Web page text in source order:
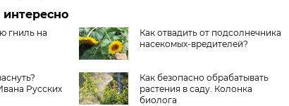
гниль на
Как отвадить от подсолнечника
насекомых-вредителей?
Русских
Как безопасно обрабатывать
растения в саду. Колонка
биолога